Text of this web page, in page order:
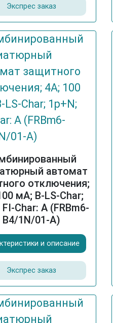
Экспрес заказ
автомат
отключения;
мА; B-LS-Char;
Char: A (FRBm6-
B4/1N/01-A)
и описание
Экспрес заказ